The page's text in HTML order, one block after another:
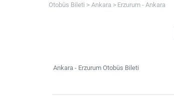
Otobüs Bileti Ankara Erzurum - Ankara
Ankara - Erzurum Otobüs Bileti